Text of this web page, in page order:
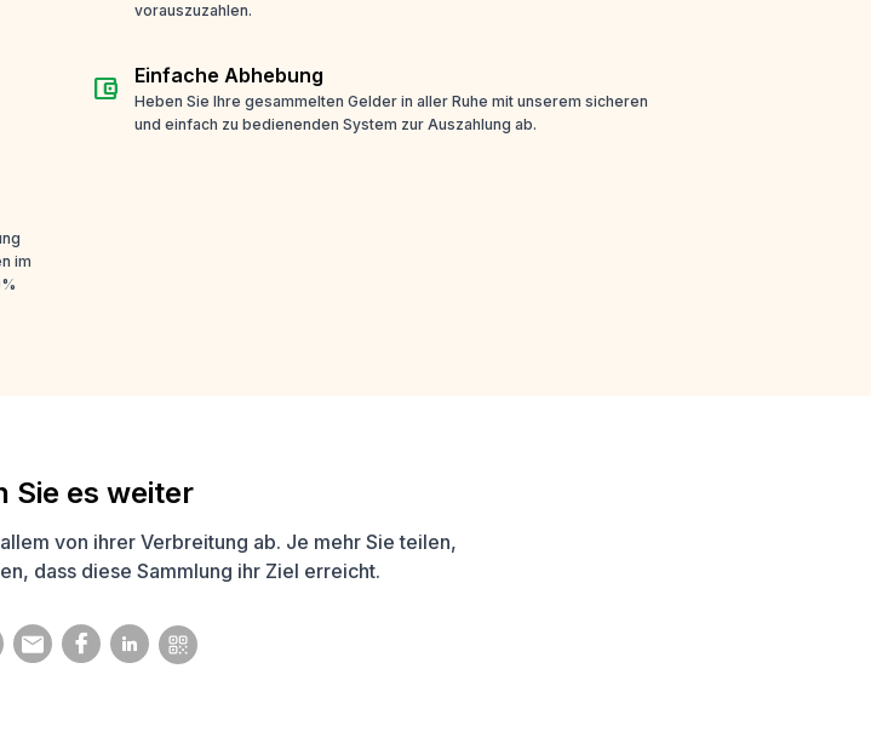
vorauszuzahlen.
account_balance_wallet Einfache Abhebung
Heben Sie Ihre gesammelten Gelder in aller Ruhe mit unserem sicheren
und einfach zu bedienenden System zur Auszahlung ab.
im
Sie es weiter
von ihrer Verbreitung ab. Je mehr Sie teilen,
dass diese Sammlung ihr Ziel erreicht.